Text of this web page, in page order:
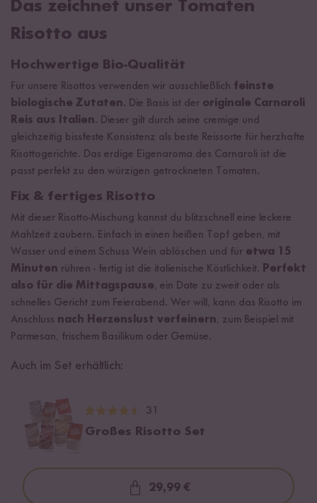
Das zeichnet unser Tomaten
Risotto aus
Hochwertige Bio-Qualität
Für unsere Risottos verwenden wir ausschließlich feinste
biologische Zutaten. Die Basis ist der originale Carnaroli
Reis aus Italien. Dieser gilt durch seine cremige und
gleichzeitig bissfeste Konsistenz als beste Reissorte für herzhafte
Risottogerichte. Das erdige Eigenaroma des Carnaroli ist die
passt perfekt zu den würzigen getrockneten Tomaten.
Fix & fertiges Risotto
Mit dieser Risotto-Mischung kannst du blitzschnell eine leckere
Mahlzeit zaubern. Einfach in einen heißen Topf geben, mit
Wasser und einem Schuss Wein ablöschen und für etwa 15
Minuten rühren - fertig ist die italienische Köstlichkeit. Perfekt
also für die Mittagspause, ein Date zu zweit oder als
schnelles Gericht zum Feierabend. Wer will, kann das Risotto im
Anschluss nach Herzenslust verfeinern, zum Beispiel mit
Parmesan, frischem Basilikum oder Gemüse.
Auch im Set erhältlich:
31
Großes Risotto Set
Loading...
29,99 €